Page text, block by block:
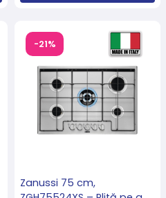
-21%
Zanussi 75 cm,